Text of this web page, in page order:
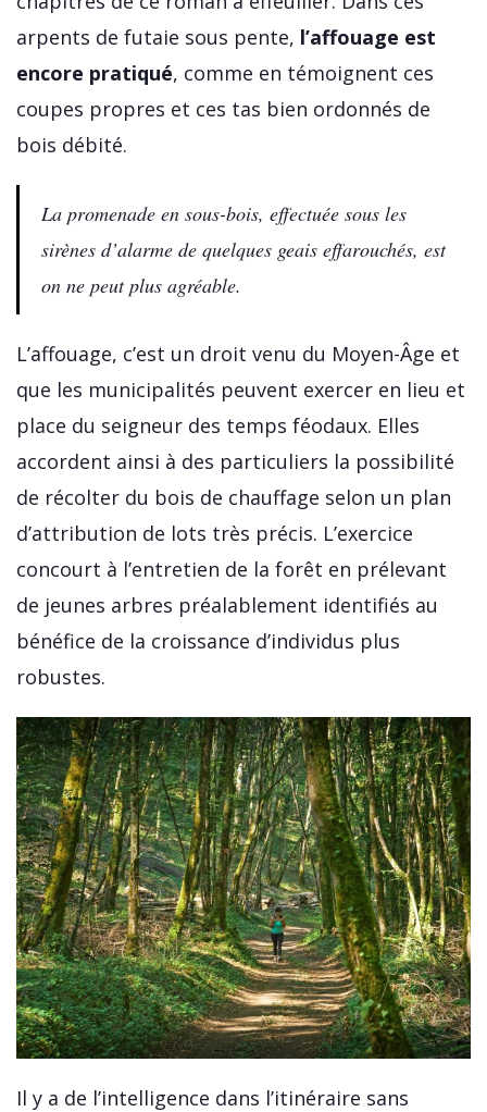
arpents de futaie sous pente, l’affouage est
encore pratiqué, comme en témoignent ces
coupes propres et ces tas bien ordonnés de
bois débité.
La promenade en sous-bois, effectuée sous les
sirènes d’alarme de quelques geais effarouchés, est
on ne peut plus agréable.
L’affouage, c’est un droit venu du Moyen-Âge et
que les municipalités peuvent exercer en lieu et
place du seigneur des temps féodaux. Elles
accordent ainsi à des particuliers la possibilité
de récolter du bois de chauffage selon un plan
d’attribution de lots très précis. L’exercice
concourt à l’entretien de la forêt en prélevant
de jeunes arbres préalablement identifiés au
bénéfice de la croissance d’individus plus
robustes.
Il y a de l’intelligence dans l’itinéraire sans